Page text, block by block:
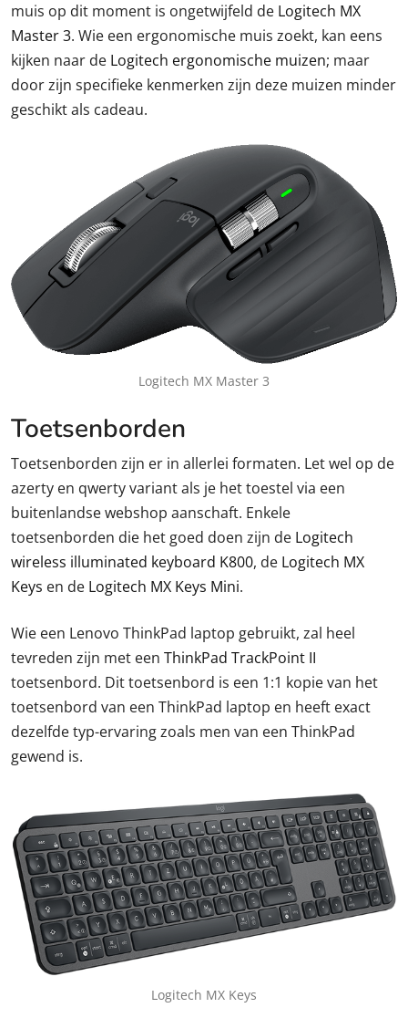
muis op dit moment is ongetwijfeld de Logitech MX
Master 3. Wie een ergonomische muis zoekt, kan eens
kijken naar de Logitech ergonomische muizen; maar
door zijn specifieke kenmerken zijn deze muizen minder
geschikt als cadeau.
Logitech MX Master 3
Toetsenborden
Toetsenborden zijn er in allerlei formaten. Let wel op de
azerty en qwerty variant als je het toestel via een
buitenlandse webshop aanschaft. Enkele
toetsenborden die het goed doen zijn de Logitech
wireless illuminated keyboard K800, de Logitech MX
Keys en de Logitech MX Keys Mini.
Wie een Lenovo ThinkPad laptop gebruikt, zal heel
tevreden zijn met een ThinkPad TrackPoint II
toetsenbord. Dit toetsenbord is een 1:1 kopie van het
toetsenbord van een ThinkPad laptop en heeft exact
dezelfde typ-ervaring zoals men van een ThinkPad
gewend is.
Logitech MX Keys